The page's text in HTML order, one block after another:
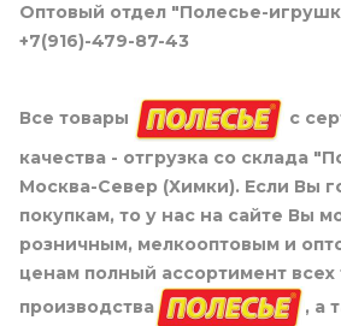
Оптовый отдел "Полесье-
+7(916)-479-87-43
Все товары
с
качества - отгрузка со склада
Москва-Север (Химки). Если Вы
покупкам, то у нас на сайте Вы
розничным, мелкооптовым и
ценам полный ассортимент всех
производства
, а